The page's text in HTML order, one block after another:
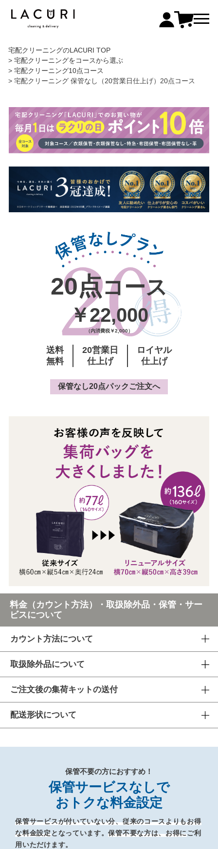
宅配クリーニングのLACURI TOP
宅配クリーニングをコースから選ぶ
宅配クリーニング10点コース
宅配クリーニング 保管なし（20営業日仕上げ）20点コース
20点コース
￥22,000
（内消費税￥2,000）
送料
無料
20営業日
仕上げ
ロイヤル
仕上げ
保管なし20点パックご注文へ
料金（カウント方法）・取扱除外品・保管・サー
ビスについて
カウント方法について
取扱除外品について
ご注文後の集荷キットの送付
配送形状について
保管不要の方におすすめ！
保管サービスなしで
おトクな料金設定
保管サービスが付いていない分、従来のコースよりもお得
な料金設定となっています。保管不要な方は、お得にご利
用いただけます。